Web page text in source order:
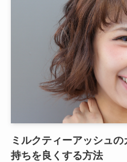
ミルクティーアッシュ
持ちを良くする方法